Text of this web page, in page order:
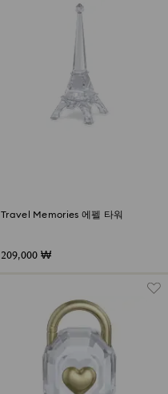
Travel Memories 에펠 타워
209,000 ₩